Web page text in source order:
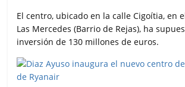
El centro, ubicado en la calle Cigoítia, en
Las Mercedes (Barrio de Rejas), ha
inversión de 130 millones de euros.